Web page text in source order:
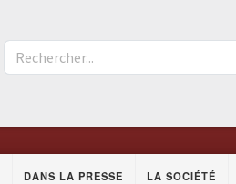
DANS LA PRESSE LA SOCIÉTÉ